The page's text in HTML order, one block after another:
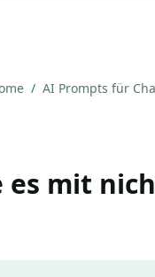
/ AI Prompts für
es mit